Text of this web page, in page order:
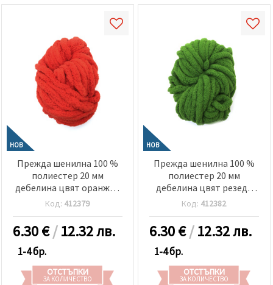
НОВ
Прежда шенилна 100 %
полиестер 20 мм
дебелина цвят оранжев
~240 грама -25 метра
Код: 412379
6.30€/12.32 лв.
1-4 бр.
ОТСТЪПКИ
ЗА КОЛИЧЕСТВО
НОВ
Прежда шенилна 100 %
полиестер 20 мм
дебелина цвят резеда
~240 грама -25 метра
Код: 412382
6.30€/12.32 лв.
1-4 бр.
ОТСТЪПКИ
ЗА КОЛИЧЕСТВО